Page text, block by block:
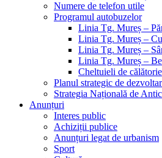
Numere de telefon utile
Programul autobuzelor
Linia Tg. Mureș –
Linia Tg. Mureș –
Linia Tg. Mureș –
Linia Tg. Mureș –
Cheltuieli de călătorie
Planul strategic de
Strategia Națională de
Anunțuri
Interes public
Achiziții publice
Anunțuri legat de urbanism
Sport